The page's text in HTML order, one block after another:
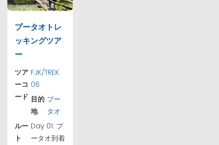
プータオトレ
ッキングツア
ー
ツア
ーコ
ード
FJK/TREK
06
目的
地
プー
タオ
ルー
ト
Day 01: プ
ータオ到着